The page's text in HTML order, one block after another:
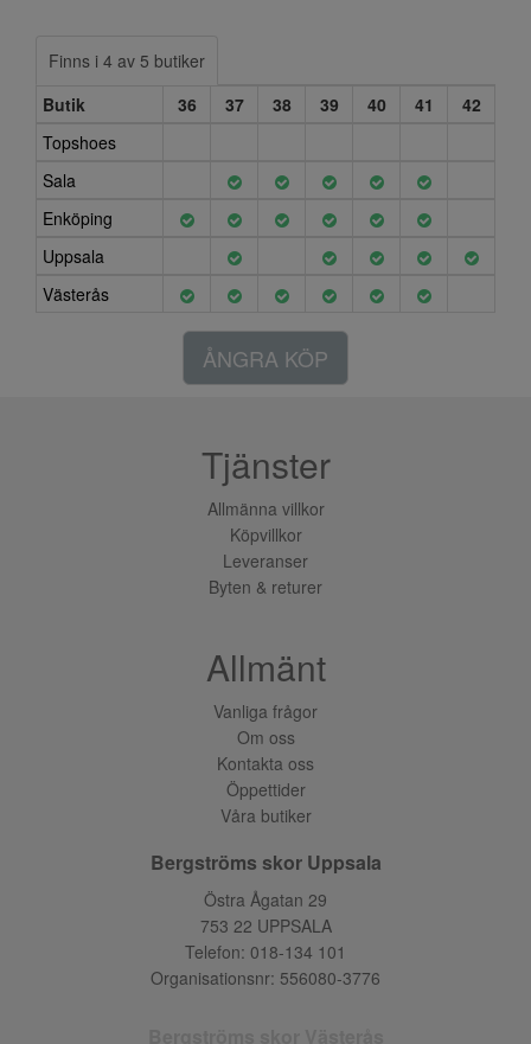
Finns i 4 av 5 butiker
Butik
36 37 38 39 40 41
42
Topshoes
Sala
Enköping
Uppsala
Västerås
ÅNGRA KÖP
Tjänster
Allmänna villkor
Köpvillkor
Leveranser
Byten & returer
Allmänt
Vanliga frågor
Om oss
Kontakta oss
Öppettider
Våra butiker
Bergströms skor Uppsala
Östra Ågatan 29
753 22 UPPSALA
Telefon: 018-134 101
Organisationsnr: 556080-3776